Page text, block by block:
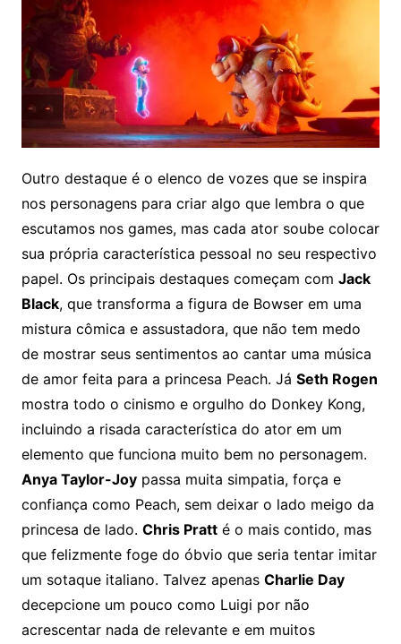
Outro destaque é o elenco de vozes que se inspira
nos personagens para criar algo que lembra o que
escutamos nos games, mas cada ator soube colocar
sua própria característica pessoal no seu respectivo
papel. Os principais destaques começam com Jack
Black, que transforma a figura de Bowser em uma
mistura cômica e assustadora, que não tem medo
de mostrar seus sentimentos ao cantar uma música
de amor feita para a princesa Peach. Já Seth Rogen
mostra todo o cinismo e orgulho do Donkey Kong,
incluindo a risada característica do ator em um
elemento que funciona muito bem no personagem.
Anya Taylor-Joypassa muita simpatia, força e
confiança como Peach, sem deixar o lado meigo da
princesa de lado. Chris Pratté o mais contido, mas
que felizmente foge do óbvio que seria tentar imitar
um sotaque italiano. Talvez apenas Charlie Day
decepcione um pouco como Luigi por não
acrescentar nada de relevante e em muitos